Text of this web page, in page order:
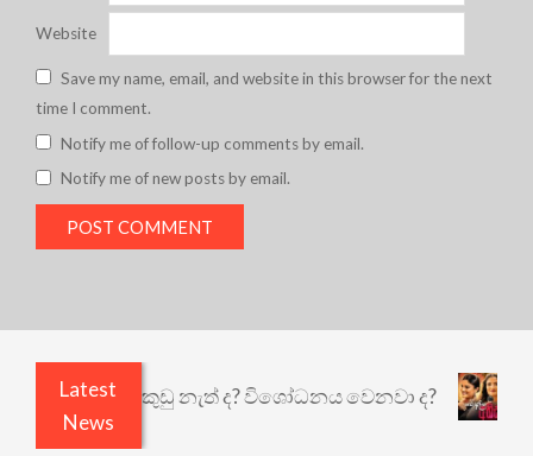
Website
Save my name, email, and website in this browser for the next
time I comment.
Notify me of follow-up comments by email.
Notify me of new posts by email.
Latest
News
ඇතුළෙයි කුඩු නැත් ද? විශෝධනය වෙනවා ද?